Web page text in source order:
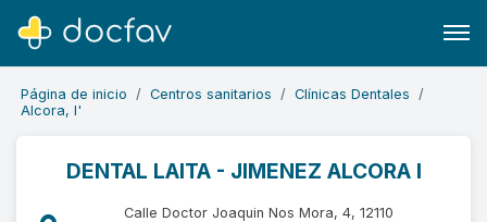
Página de inicio Centros sanitarios
Clínicas Dentales
Alcora, l'
DENTAL LAITA - JIMENEZ ALCORA I
Calle Doctor Joaquin Nos Mora, 4, 12110